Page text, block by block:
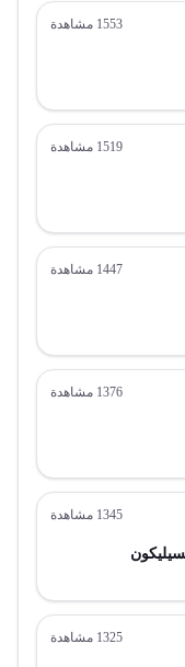
1553 مشاهدة
1519 مشاهدة
1447 مشاهدة
1376 مشاهدة
1345 مشاهدة
1325 مشاهدة